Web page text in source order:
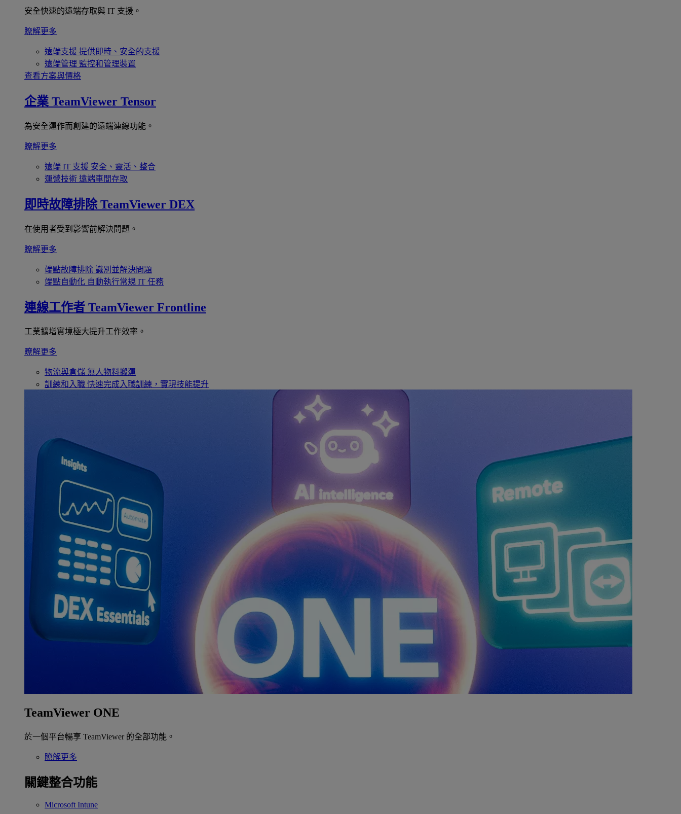
安全快速的遠端存取與 IT 支援。
瞭解更多
遠端支援 提供即時、安全的支援
遠端管理 監控和管理裝置
查看方案與價格
企業 TeamViewer Tensor
為安全運作而創建的遠端連線功能。
瞭解更多
遠端 IT 支援 安全、靈活、整合
運營技術 遠端車間存取
即時故障排除 TeamViewer DEX
在使用者受到影響前解決問題。
瞭解更多
端點故障排除 識別並解決問題
端點自動化 自動執行常規 IT 任務
連線工作者 TeamViewer Frontline
工業擴增實境極大提升工作效率。
瞭解更多
物流與倉儲 無人物料搬運
訓練和入職 快速完成入職訓練，實現技能提升
TeamViewer ONE
於一個平台暢享 TeamViewer 的全部功能。
瞭解更多
關鍵整合功能
Microsoft Intune